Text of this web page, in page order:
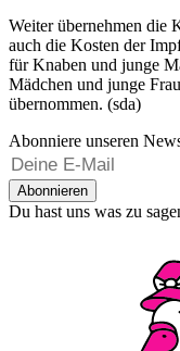
Weiter übernehmen die
auch die Kosten der
für Knaben und junge
Mädchen und junge
übernommen. (sda)
Abonniere unseren
Abonnieren
Du hast uns was zu